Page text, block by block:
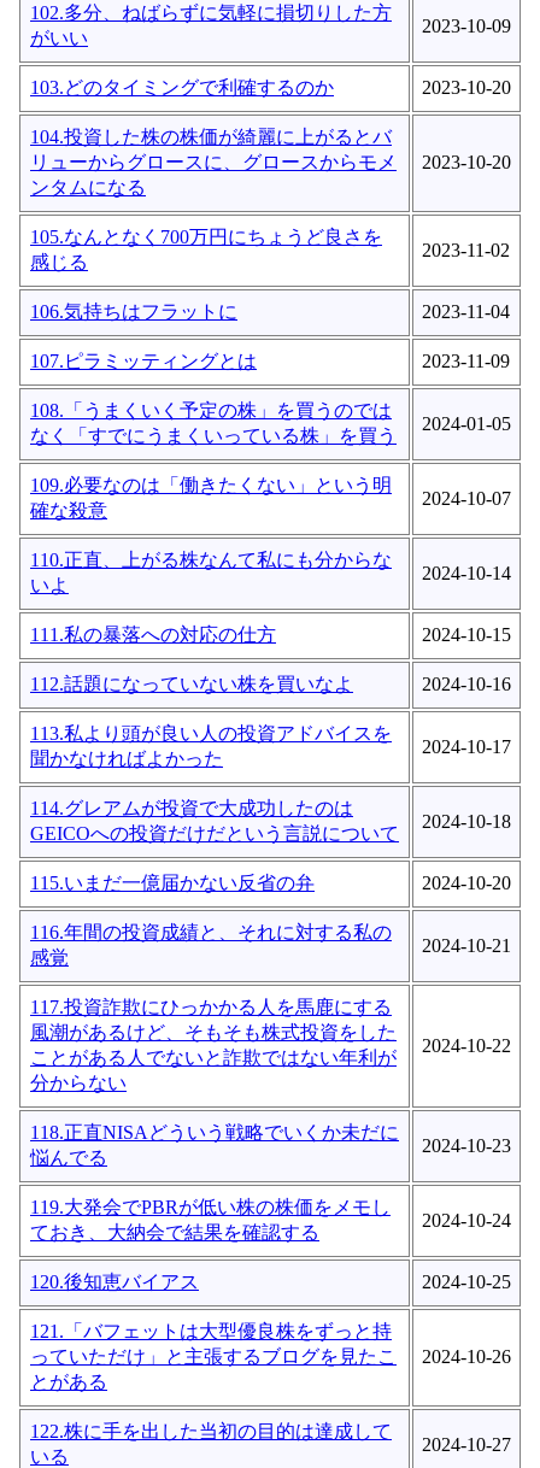
102.多分、ねばらずに気軽に損切りした方
がいい
2023-10-09
103.どのタイミングで利確するのか 2023-10-20
104.投資した株の株価が綺麗に上がるとバ
リューからグロースに、グロースからモメ
ンタムになる
2023-10-20
105.なんとなく700万円にちょうど良さを
感じる
2023-11-02
106.気持ちはフラットに 2023-11-04
107.ピラミッティングとは 2023-11-09
108.「うまくいく予定の株」を買うのでは
なく「すでにうまくいっている株」を買う
2024-01-05
109.必要なのは「働きたくない」という明
確な殺意
2024-10-07
110.正直、上がる株なんて私にも分からな
いよ
2024-10-14
111.私の暴落への対応の仕方 2024-10-15
112.話題になっていない株を買いなよ 2024-10-16
113.私より頭が良い人の投資アドバイスを
聞かなければよかった
2024-10-17
114.グレアムが投資で大成功したのは
GEICOへの投資だけだという言説について
2024-10-18
115.いまだ一億届かない反省の弁 2024-10-20
116.年間の投資成績と、それに対する私の
感覚
2024-10-21
117.投資詐欺にひっかかる人を馬鹿にする
風潮があるけど、そもそも株式投資をした
ことがある人でないと詐欺ではない年利が
分からない
2024-10-22
118.正直NISAどういう戦略でいくか未だに
悩んでる
2024-10-23
119.大発会でPBRが低い株の株価をメモし
ておき、大納会で結果を確認する
2024-10-24
120.後知恵バイアス 2024-10-25
121.「バフェットは大型優良株をずっと持
っていただけ」と主張するブログを見たこ
とがある
2024-10-26
122.株に手を出した当初の目的は達成して
いる
2024-10-27